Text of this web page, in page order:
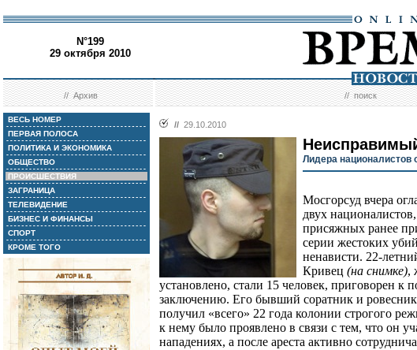
N°199
29 октября 2010
//Архив //поиск
ВЕСЬ НОМЕР
ПЕРВАЯ ПОЛОСА
ПОЛИТИКА И ЭКОНОМИКА
ОБЩЕСТВО
ПРОИСШЕСТВИЯ
ЗАГРАНИЦА
ТЕЛЕВИДЕНИЕ
БИЗНЕС И ФИНАНСЫ
СПОРТ
КРОМЕ ТОГО
// 29.10.2010
Лидера националистов
Мосгорсуд вчера
двух
присяжных ранее
серии жестоких
ненависти. 22-
Кривец (на снимке),
установлено, стали 15 человек, приговорен к
заключению. Его бывший соратник и
получил «всего» 22 года колонии строгого
к нему было проявлено в связи с тем, что он
нападениях, а после ареста активно